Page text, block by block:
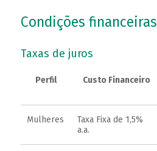
Condições financeiras
Taxas de juros
Perfil Custo Financeiro
Mulheres
Taxa Fixa de 1,5%
a.a.